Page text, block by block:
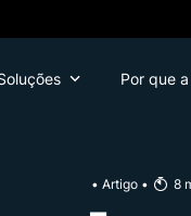
Por que
• Artigo • 8